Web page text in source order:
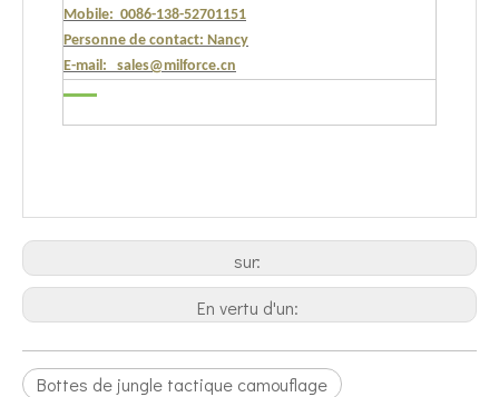
Mobile: 0086-138-52701151
Personne de contact: Nancy
E-mail: sales@milforce.cn
sur:
En vertu d'un:
Bottes de jungle tactique camouflage